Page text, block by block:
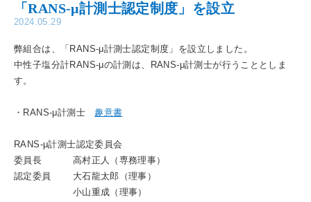
「RANS-μ計測士認定制度」を設立
2024.05.29
弊組合は、「RANS-μ計測士認定制度」を設立しました。
中性子塩分計RANS-μの計測は、RANS-μ計測士が行うこととしま
す。
・RANS-μ計測士 趣意書
RANS-μ計測士認定委員会
委員長 高村正人（専務理事）
認定委員 大石龍太郎（理事）
小山重成（理事）